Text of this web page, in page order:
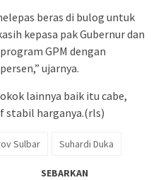
beras di bulog untuk
kepasa pak Gubernur dan
GPM dengan
ujarnya.
lainnya baik itu cabe,
stabil harganya.(rls)
Sulbar Suhardi Duka
SEBARKAN